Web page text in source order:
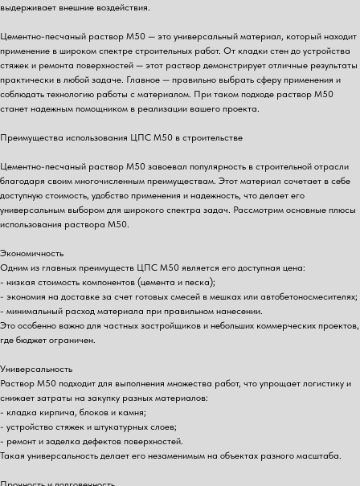
выдерживает внешние воздействия.
Цементно-песчаный раствор М50 — это универсальный материал, который находит
применение в широком спектре строительных работ. От кладки стен до устройства
стяжек и ремонта поверхностей — этот раствор демонстрирует отличные результаты
практически в любой задаче. Главное — правильно выбрать сферу применения и
соблюдать технологию работы с материалом. При таком подходе раствор М50
станет надежным помощником в реализации вашего проекта.
Преимущества использования ЦПС М50 в строительстве
Цементно-песчаный раствор М50 завоевал популярность в строительной отрасли
благодаря своим многочисленным преимуществам. Этот материал сочетает в себе
доступную стоимость, удобство применения и надежность, что делает его
универсальным выбором для широкого спектра задач. Рассмотрим основные плюсы
использования раствора М50.
Экономичность
Одним из главных преимуществ ЦПС М50 является его доступная цена:
- низкая стоимость компонентов (цемента и песка);
- экономия на доставке за счет готовых смесей в мешках или автобетоносмесителях;
- минимальный расход материала при правильном нанесении.
Это особенно важно для частных застройщиков и небольших коммерческих проектов,
где бюджет ограничен.
Универсальность
Раствор М50 подходит для выполнения множества работ, что упрощает логистику и
снижает затраты на закупку разных материалов:
- кладка кирпича, блоков и камня;
- устройство стяжек и штукатурных слоев;
- ремонт и заделка дефектов поверхностей.
Такая универсальность делает его незаменимым на объектах разного масштаба.